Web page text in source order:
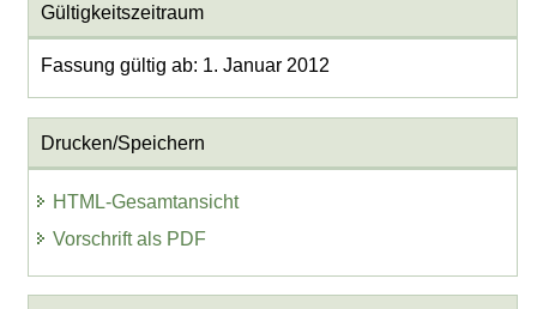
Gültigkeitszeitraum
Fassung gültig ab: 1. Januar 2012
Drucken/Speichern
HTML-Gesamtansicht
Vorschrift als PDF